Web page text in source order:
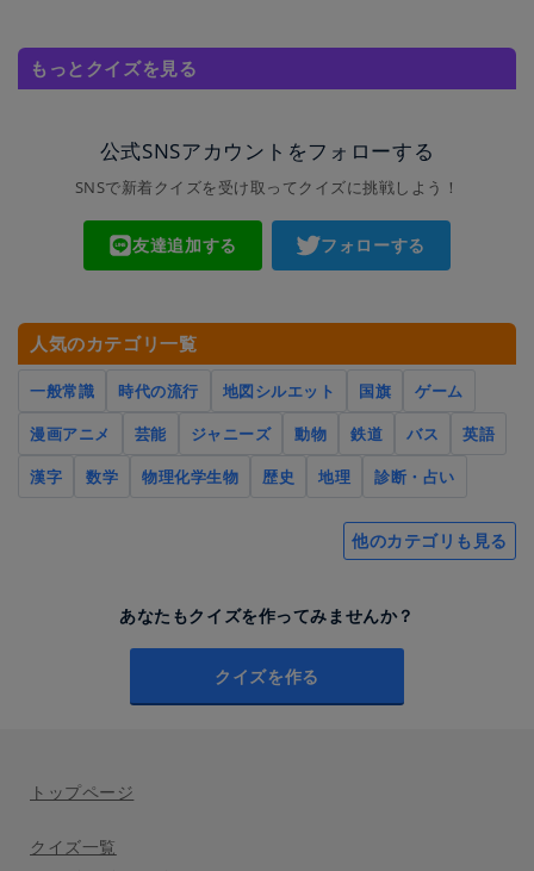
もっとクイズを見る
公式SNSアカウントをフォローする
SNSで新着クイズを受け取ってクイズに挑戦しよう！
友達追加する フォローする
人気のカテゴリ一覧
一般常識 時代の流行 地図シルエット 国旗
ゲーム
漫画アニメ
芸能 ジャニーズ 動物 鉄道 バス
英語
漢字
数学 物理化学生物 歴史 地理 診断・占い
他のカテゴリも見る
あなたもクイズを作ってみませんか？
クイズを作る
トップページ
クイズ一覧